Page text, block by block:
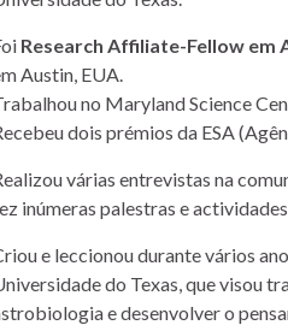
Research Affiliate-Fellow em
Austin, EUA.
no Maryland Science
dois prémios da ESA
várias entrevistas na
inúmeras palestras e
e leccionou durante vários
do Texas, que visou
e desenvolver o